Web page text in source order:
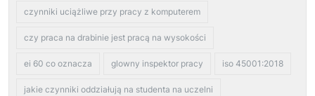
czynniki uciążliwe przy pracy z komputerem
czy praca na drabinie jest pracą na wysokości
ei 60 co oznacza glowny inspektor pracy iso 45001:2018
jakie czynniki oddziałują na studenta na uczelni